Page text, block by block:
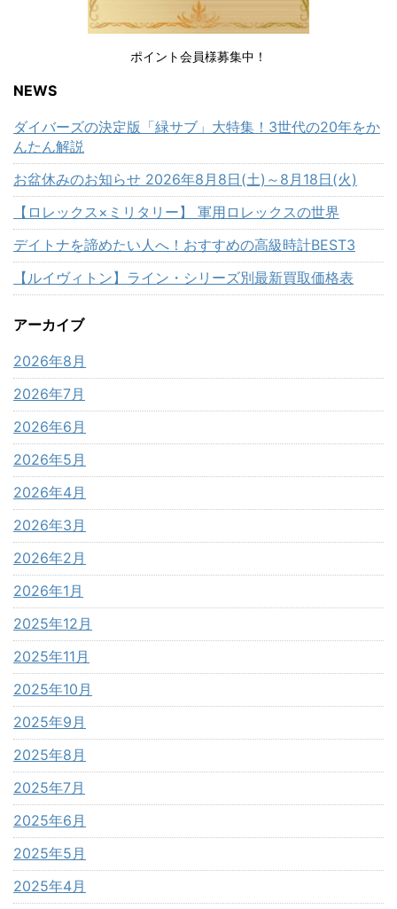
ポイント会員様募集中！
NEWS
ダイバーズの決定版「緑サブ」大特集！3世代の20年をか
んたん解説
お盆休みのお知らせ 2026年8月8日(土)～8月18日(火)
【ロレックス×ミリタリー】 軍用ロレックスの世界
デイトナを諦めたい人へ！おすすめの高級時計BEST3
【ルイヴィトン】ライン・シリーズ別最新買取価格表
アーカイブ
2026年8月
2026年7月
2026年6月
2026年5月
2026年4月
2026年3月
2026年2月
2026年1月
2025年12月
2025年11月
2025年10月
2025年9月
2025年8月
2025年7月
2025年6月
2025年5月
2025年4月